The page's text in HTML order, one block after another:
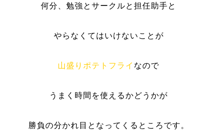
何分、勉強とサークルと担任助手と
やらなくてはいけないことが
山盛りポテトフライ なので
うまく時間を使えるかどうかが
勝負の分かれ目となってくるところです。